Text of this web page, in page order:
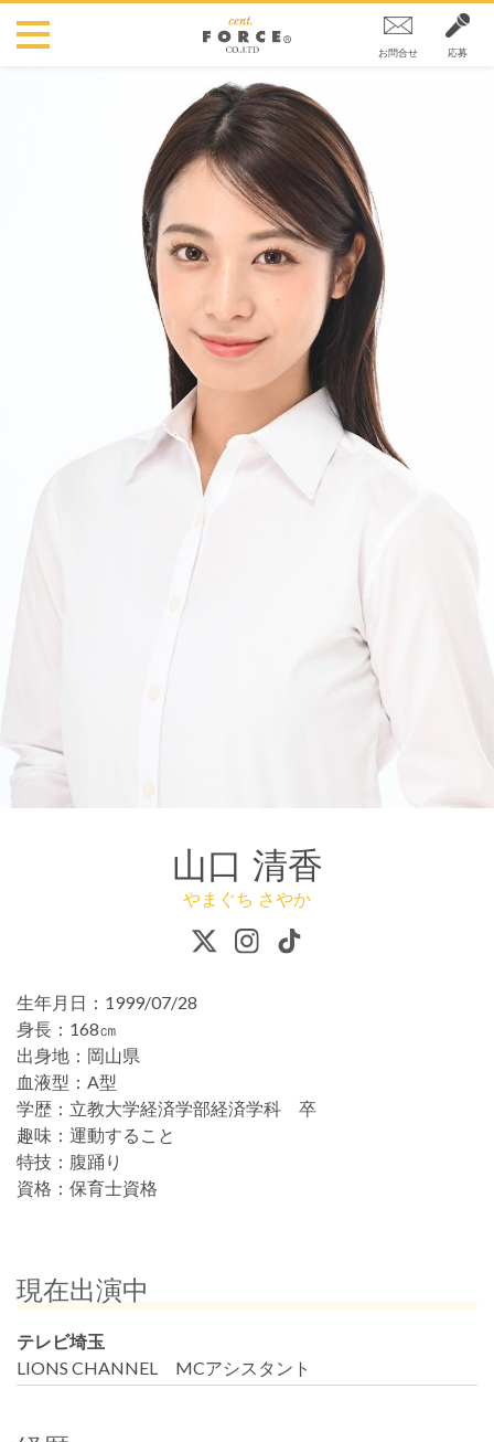
お問合せ 応募
山口 清香
やまぐち さやか
生年月日： 1999/07/28
身長： 168㎝
出身地： 岡山県
血液型： A型
学歴： 立教大学経済学部経済学科 卒
趣味： 運動すること
特技： 腹踊り
資格： 保育士資格
現在出演中
テレビ埼玉
LIONS CHANNEL MCアシスタント